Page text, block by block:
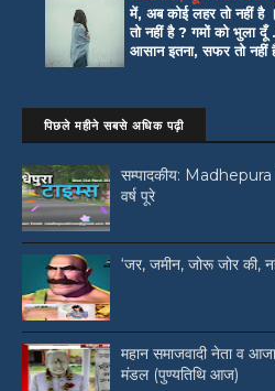
में, अब कोई लहर तो नहीं है
तो नहीं है ? गमों को भुला
आसान इतना, सफर तो नहीं
पिछले महीने सबसे अधिक पढ़ी
सम्पादकीय:
वर्ष पूरे
‘जर, जमीन, जोरू जोर की,
महान समाजवादी नेता व
मंडल (पुण्यतिथि आज)